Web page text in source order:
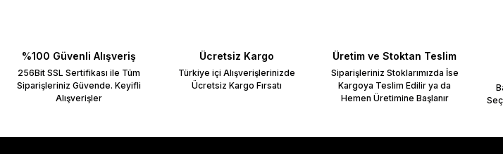
%100 Güvenli Alışveriş
256Bit SSL Sertifikası ile Tüm
Siparişleriniz Güvende. Keyifli
Alışverişler
Ücretsiz Kargo
Türkiye içi Alışverişlerinizde
Ücretsiz Kargo Fırsatı
Üretim ve Stoktan Teslim
Siparişleriniz Stoklarımızda İse
Kargoya Teslim Edilir ya da
Hemen Üretimine Başlanır